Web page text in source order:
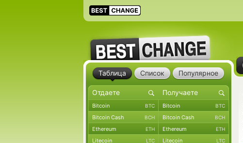
Таблица Список Популярное
Bitcoin BTC Bitcoin BTC
Bitcoin Cash BCH Bitcoin Cash BCH
Ethereum ETH Ethereum ETH
Litecoin LTC Litecoin LTC